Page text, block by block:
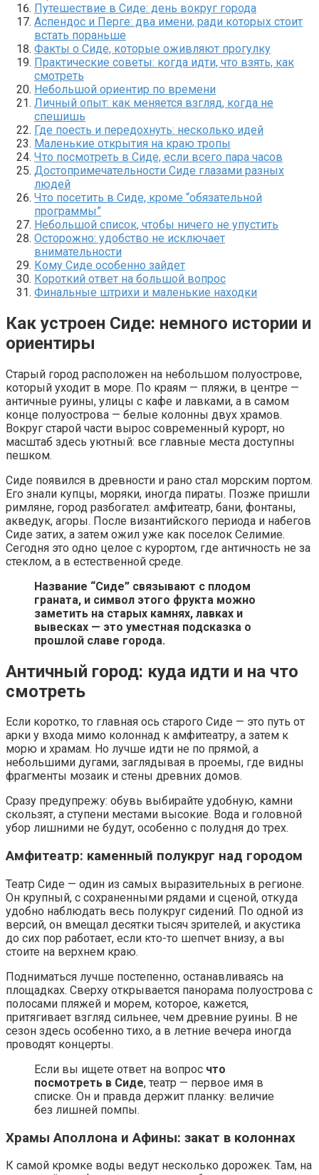
Путешествие в Сиде: день вокруг города
Аспендос и Перге: два имени, ради которых стоит
встать пораньше
Факты о Сиде, которые оживляют прогулку
Практические советы: когда идти, что взять, как
смотреть
Небольшой ориентир по времени
Личный опыт: как меняется взгляд, когда не
спешишь
Где поесть и передохнуть: несколько идей
Маленькие открытия на краю тропы
Что посмотреть в Сиде, если всего пара часов
Достопримечательности Сиде глазами разных
людей
Что посетить в Сиде, кроме “обязательной
программы”
Небольшой список, чтобы ничего не упустить
Осторожно: удобство не исключает
внимательности
Кому Сиде особенно зайдет
Короткий ответ на большой вопрос
Финальные штрихи и маленькие находки
Как устроен Сиде: немного истории и
ориентиры
Старый город расположен на небольшом полуострове,
который уходит в море. По краям — пляжи, в центре —
античные руины, улицы с кафе и лавками, а в самом
конце полуострова — белые колонны двух храмов.
Вокруг старой части вырос современный курорт, но
масштаб здесь уютный: все главные места доступны
пешком.
Сиде появился в древности и рано стал морским портом.
Его знали купцы, моряки, иногда пираты. Позже пришли
римляне, город разбогател: амфитеатр, бани, фонтаны,
акведук, агоры. После византийского периода и набегов
Сиде затих, а затем ожил уже как поселок Селимие.
Сегодня это одно целое с курортом, где античность не за
стеклом, а в естественной среде.
Название “Сиде” связывают с плодом
граната, и символ этого фрукта можно
заметить на старых камнях, лавках и
вывесках — это уместная подсказка о
прошлой славе города.
Античный город: куда идти и на что
смотреть
Если коротко, то главная ось старого Сиде — это путь от
арки у входа мимо колоннад к амфитеатру, а затем к
морю и храмам. Но лучше идти не по прямой, а
небольшими дугами, заглядывая в проемы, где видны
фрагменты мозаик и стены древних домов.
Сразу предупрежу: обувь выбирайте удобную, камни
скользят, а ступени местами высокие. Вода и головной
убор лишними не будут, особенно с полудня до трех.
Амфитеатр: каменный полукруг над городом
Театр Сиде — один из самых выразительных в регионе.
Он крупный, с сохраненными рядами и сценой, откуда
удобно наблюдать весь полукруг сидений. По одной из
версий, он вмещал десятки тысяч зрителей, и акустика
до сих пор работает, если кто-то шепчет внизу, а вы
стоите на верхнем краю.
Подниматься лучше постепенно, останавливаясь на
площадках. Сверху открывается панорама полуострова с
полосами пляжей и морем, которое, кажется,
притягивает взгляд сильнее, чем древние руины. В не
сезон здесь особенно тихо, а в летние вечера иногда
проводят концерты.
Если вы ищете ответ на вопрос что
посмотреть в Сиде, театр — первое имя в
списке. Он и правда держит планку: величие
без лишней помпы.
Храмы Аполлона и Афины: закат в колоннах
К самой кромке воды ведут несколько дорожек. Там, на